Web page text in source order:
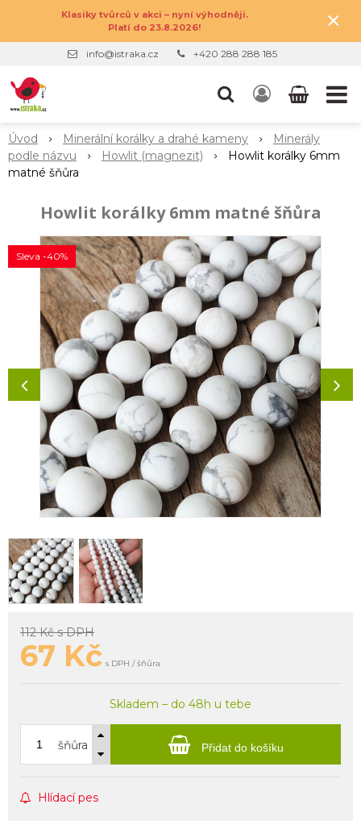
Klasiky tvůrců v akci – nyní výhodněji.
Platí do 23.8.2026!
×
info@istraka.cz +420 288 288 185
Úvod Minerální korálky a drahé kameny
Minerály
podle názvu
Howlit (magnezit)
Howlit korálky 6mm
matné šňůra
Howlit korálky 6mm matné šňůra
Sleva -40%
112 Kčs DPH
67 Kč s DPH / šňůra
Skladem – do 48h u tebe
šňůra Přidat do košíku
Hlídací pes